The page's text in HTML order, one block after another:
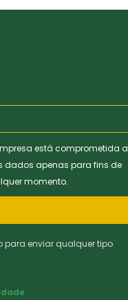
está comprometida a
dados apenas para fins de
momento.
para enviar qualquer tipo